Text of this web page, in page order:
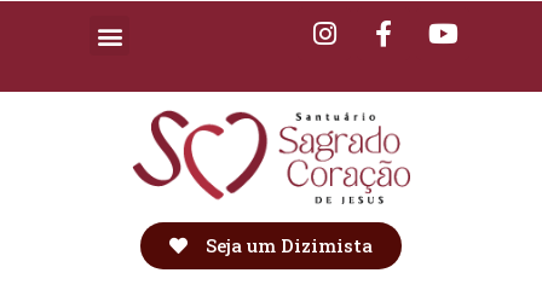
Seja um Dizimista